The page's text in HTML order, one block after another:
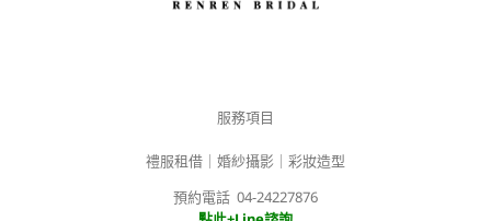
服務項目
禮服租借｜婚紗攝影｜彩妝造型
預約電話 04-24227876